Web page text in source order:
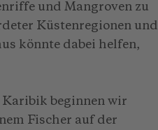
und Mangroven zu
Küstenregionen und
könnte dabei helfen,
beginnen wir
Fischer auf der